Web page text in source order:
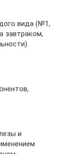
вида (№1,
завтраком,
и